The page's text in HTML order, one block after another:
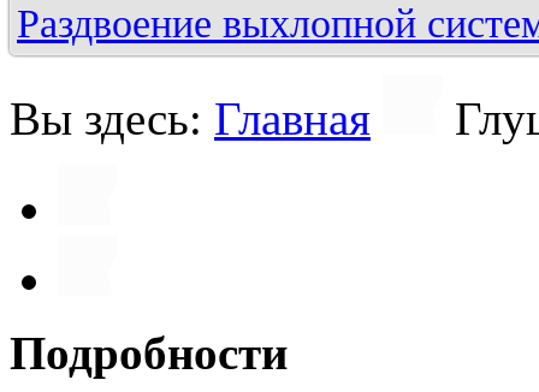
Раздвоение выхлопной
Вы здесь: Главная
Подробности